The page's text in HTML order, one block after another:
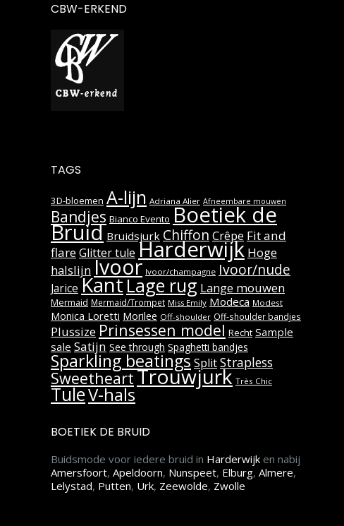
CBW-ERKEND
TAGS
3D-bloemen A-lijn Adriana Alier Afneembare mouwen
Bandjes Bianco Evento Boetiek de
Bruid Bruidsjurk Chiffon Crêpe Fit and
flareGlitter tule Harderwijk Hoge
halslijnIvoor Ivoor/champagne Ivoor/nude
Jarice KantLage rug Lange mouwen
Mermaid Mermaid/Trompet Miss Emily Modeca Modest
Monica Loretti Morilee Off-shoulder Off-shoulder bandjes
Plussize Prinsessen model Recht Sample
sale Satijn See through Spaghetti bandjes
Sparkling beatings SplitStrapless
SweetheartTrouwjurk Très Chic
TuleV-hals
BOETIEK DE BRUID
Buidsmode voor iedere bruid in Harderwijk en nabij
Amersfoort, Apeldoorn, Nunspeet, Elburg, Almere,
Lelystad, Putten, Urk, Zeewolde, Zwolle